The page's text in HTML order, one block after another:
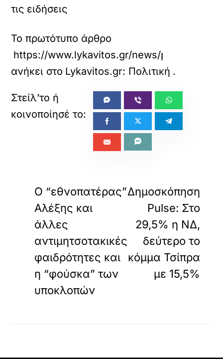
τις ειδήσεις
Το πρωτότυπο άρθρο
https://www.lykavitos.gr/news/politics/sti-
ανήκει στο Lykavitos.gr: Πολιτική .
Ο “εθνοπατέρας”
Αλέξης και
άλλες
αντιµητσοτακικές
φαιδρότητες και
η “φούσκα” των
υποκλοπών
Δημοσκόπηση
Pulse: Στο
29,5% η ΝΔ,
δεύτερο το
κόμμα Τσίπρα
με 15,5%